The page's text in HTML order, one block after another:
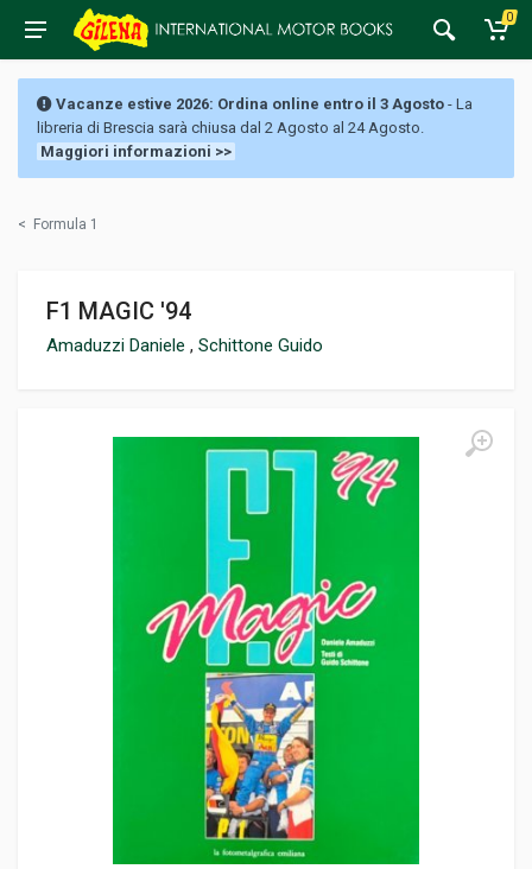
0
Vacanze estive 2026: Ordina online entro il 3 Agosto - La
libreria di Brescia sarà chiusa dal 2 Agosto al 24 Agosto.
Maggiori informazioni >>
< Formula 1
F1 MAGIC '94
Amaduzzi Daniele , Schittone Guido